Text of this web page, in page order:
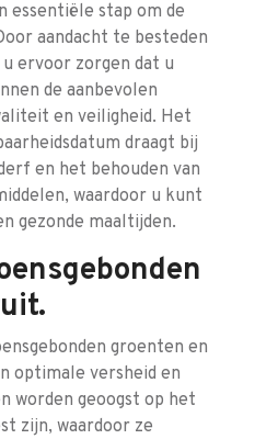
essentiële stap om de
aandacht te besteden
ervoor zorgen dat u
de aanbevolen
en veiligheid. Het
draagt bij
en het behouden van
waardoor u kunt
gezonde maaltijden.
groenten en
optimale versheid en
worden geoogst op het
zijn, waardoor ze